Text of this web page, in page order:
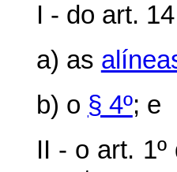
I - do art.
a) as
b) o § 4º; e
II - o art. 1º